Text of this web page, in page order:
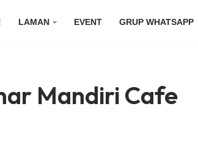
LAMAN EVENT GRUP WHATSAPP
Mandiri Cafe